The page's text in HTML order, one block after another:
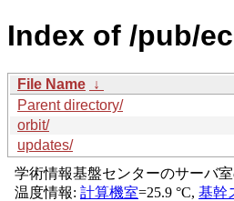
Index of /pub/
File Name ↓
Parent directory/
orbit/
updates/